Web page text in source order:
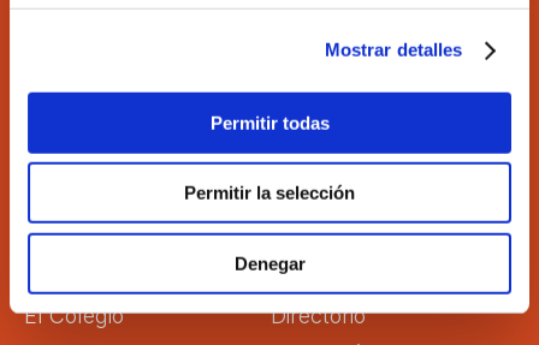
Mostrar detalles
Permitir todas
Permitir la selección
Denegar
Ilustre Colegio de Economistas de Valencia
C/Martí 4 -3ª 46005 Valencia
Tel. 963 529 869
coev@coev.com
El Colegio
Directorio